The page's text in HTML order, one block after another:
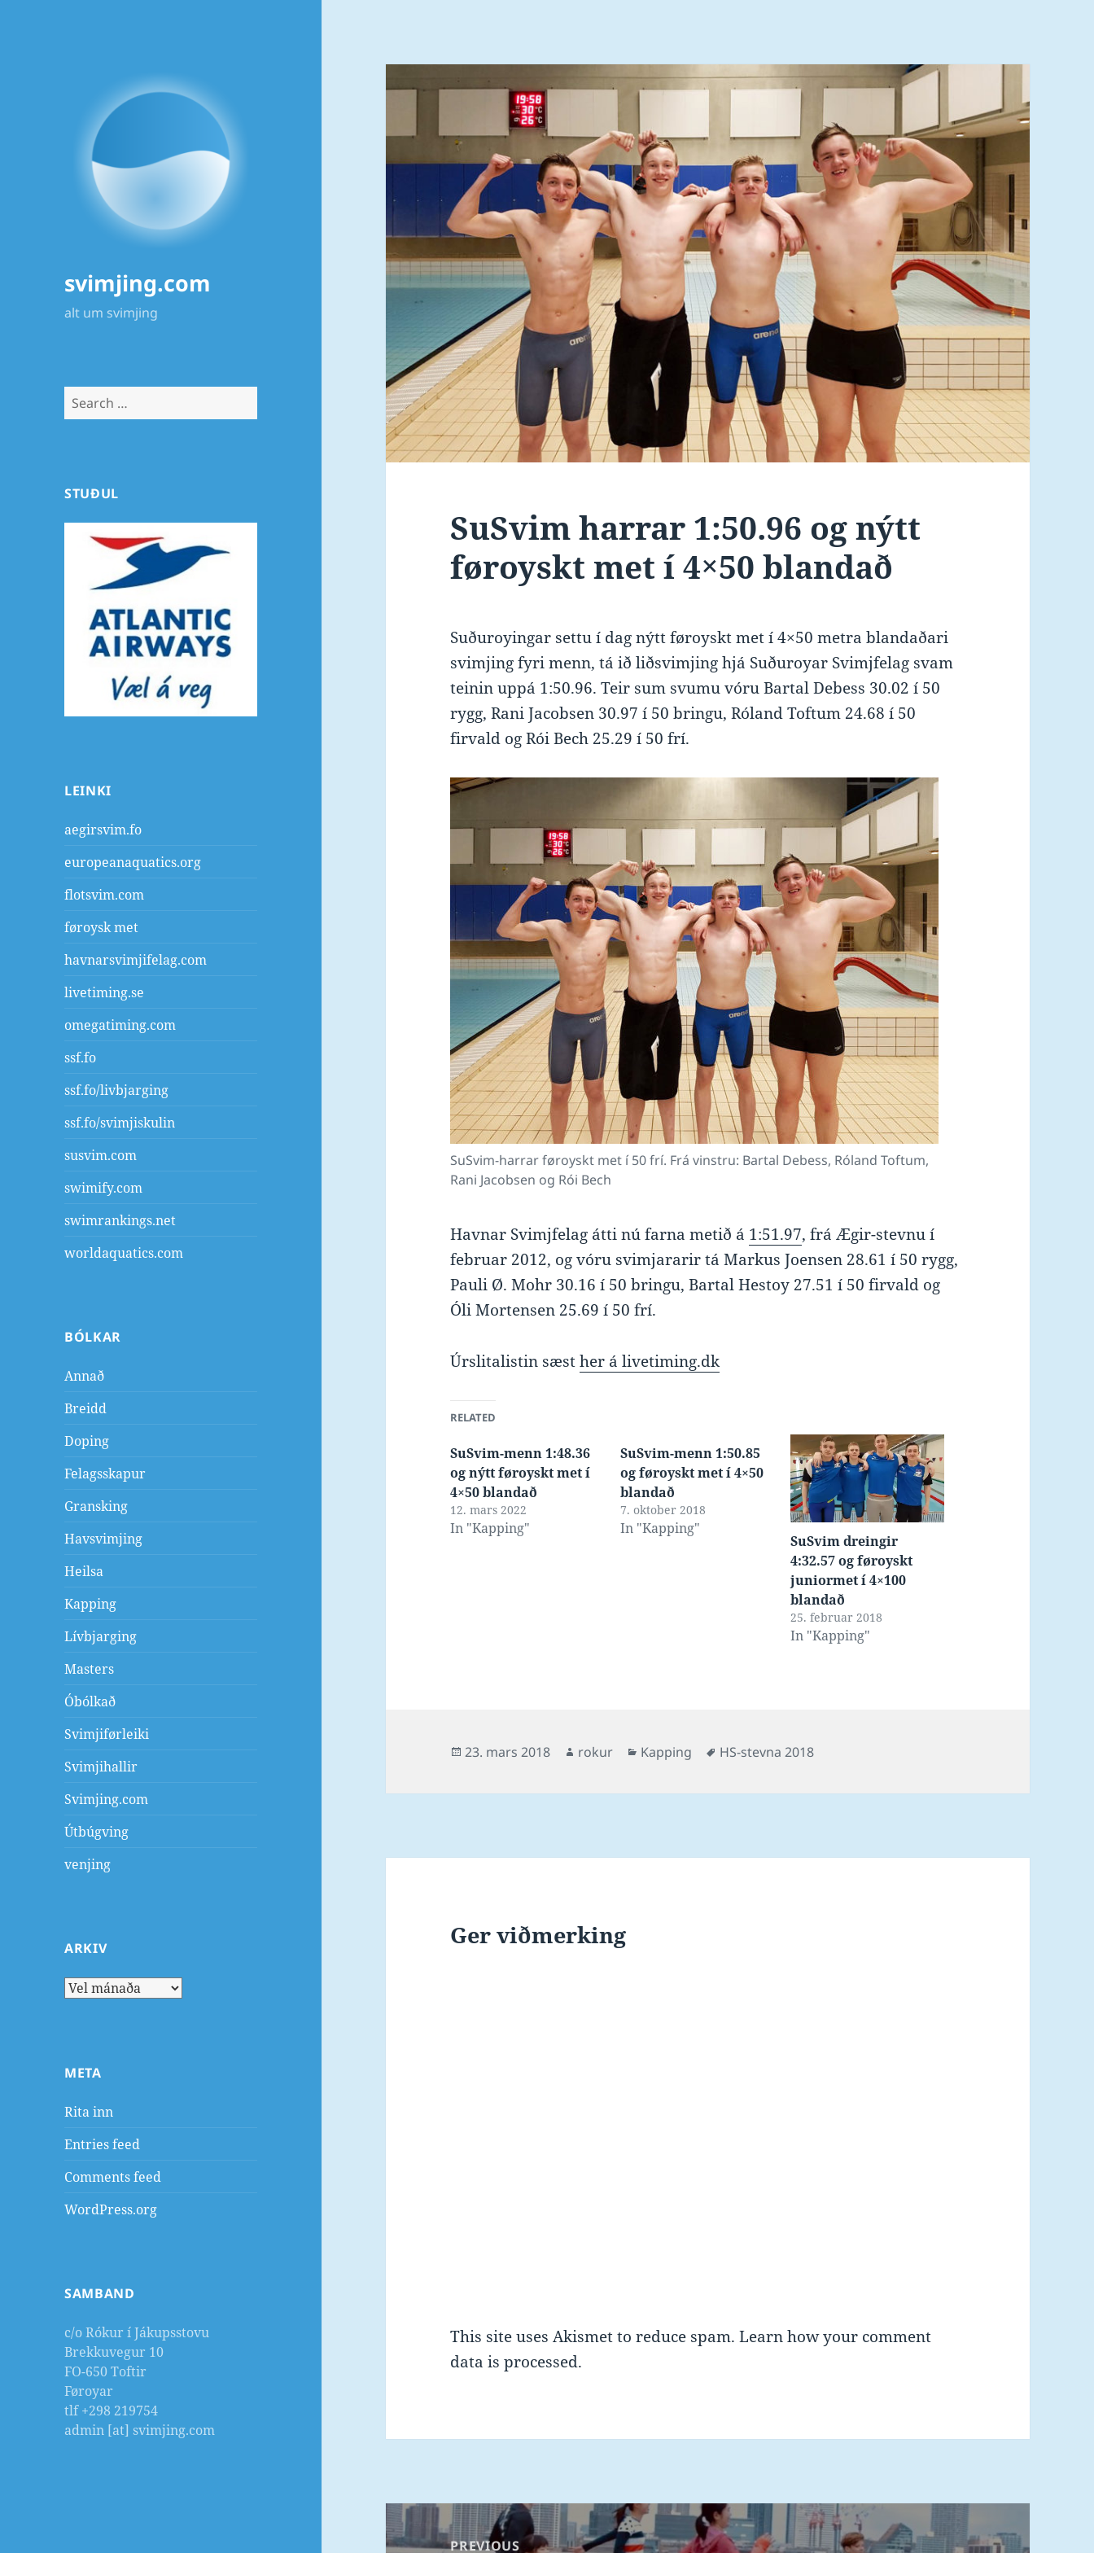
svimjing.com
alt um svimjing
Search
for:
STUÐUL
LEINKI
aegirsvim.fo
europeanaquatics.org
flotsvim.com
føroysk met
havnarsvimjifelag.com
livetiming.se
omegatiming.com
ssf.fo
ssf.fo/livbjarging
ssf.fo/svimjiskulin
susvim.com
swimify.com
swimrankings.net
worldaquatics.com
BÓLKAR
Annað
Breidd
Doping
Felagsskapur
Gransking
Havsvimjing
Heilsa
Kapping
Lívbjarging
Masters
Óbólkað
Svimjiførleiki
Svimjihallir
Svimjing.com
Útbúgving
venjing
ARKIV
Arkiv
META
Rita inn
Entries feed
Comments feed
WordPress.org
SAMBAND
c/o Rókur í Jákupsstovu
Brekkuvegur 10
FO-650 Toftir
Føroyar
tlf +298 219754
admin [at] svimjing.com
SuSvim harrar 1:50.96 og nýtt
føroyskt met í 4×50 blandað
Suðuroyingar settu í dag nýtt føroyskt met í 4×50 metra blandaðari
svimjing fyri menn, tá ið liðsvimjing hjá Suðuroyar Svimjfelag svam
teinin uppá 1:50.96. Teir sum svumu vóru Bartal Debess 30.02 í 50
rygg, Rani Jacobsen 30.97 í 50 bringu, Róland Toftum 24.68 í 50
firvald og Rói Bech 25.29 í 50 frí.
SuSvim-harrar føroyskt met í 50 frí. Frá vinstru: Bartal Debess, Róland Toftum,
Rani Jacobsen og Rói Bech
Havnar Svimjfelag átti nú farna metið á 1:51.97, frá Ægir-stevnu í
februar 2012, og vóru svimjararir tá Markus Joensen 28.61 í 50 rygg,
Pauli Ø. Mohr 30.16 í 50 bringu, Bartal Hestoy 27.51 í 50 firvald og
Óli Mortensen 25.69 í 50 frí.
Úrslitalistin sæsther á livetiming.dk
RELATED
SuSvim-menn 1:48.36
og nýtt føroyskt met í
4×50 blandað
12. mars 2022
In "Kapping"
SuSvim-menn 1:50.85
og føroyskt met í 4×50
blandað
7. oktober 2018
In "Kapping"
SuSvim dreingir
4:32.57 og føroyskt
juniormet í 4×100
blandað
25. februar 2018
In "Kapping"
Posted
23. mars 2018 Author
rokur Categories
Kapping Tags
HS-stevna 2018
Ger viðmerking
This site uses Akismet to reduce spam.Learn how your comment
data is processed.
Post
navigationPREVIOUS